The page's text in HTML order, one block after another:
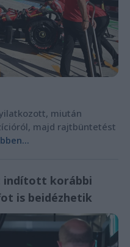
miután
majd rajtbüntetést
indított korábbi
is beidézhetik